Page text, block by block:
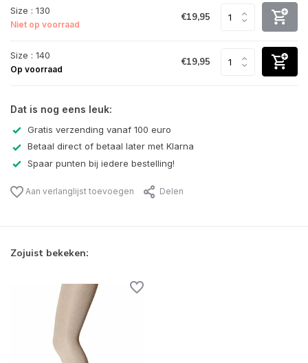
Size : 130
Niet op voorraad
€19,95
Size : 140
Op voorraad
€19,95
Dat is nog eens leuk:
Gratis verzending vanaf 100 euro
Betaal direct of betaal later met Klarna
Spaar punten bij iedere bestelling!
Aan verlanglijst toevoegen Delen
Zojuist bekeken: